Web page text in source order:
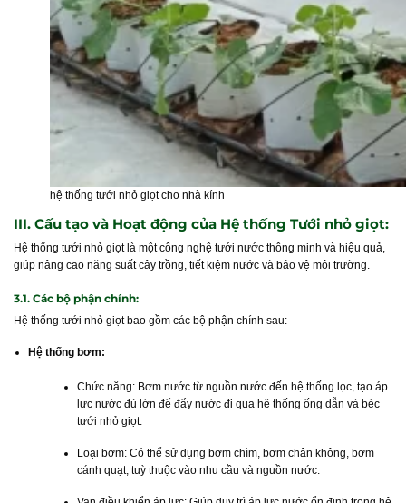
hệ thống tưới nhỏ giọt cho nhà kính
III. Cấu tạo và Hoạt động của Hệ thống Tưới nhỏ giọt:
Hệ thống tưới nhỏ giọt là một công nghệ tưới nước thông minh và hiệu quả,
giúp nâng cao năng suất cây trồng, tiết kiệm nước và bảo vệ môi trường.
3.1. Các bộ phận chính:
Hệ thống tưới nhỏ giọt bao gồm các bộ phận chính sau:
Hệ thống bơm:
Chức năng: Bơm nước từ nguồn nước đến hệ thống lọc, tạo áp
lực nước đủ lớn để đẩy nước đi qua hệ thống ống dẫn và béc
tưới nhỏ giọt.
Loại bơm: Có thể sử dụng bơm chìm, bơm chân không, bơm
cánh quạt, tuỳ thuộc vào nhu cầu và nguồn nước.